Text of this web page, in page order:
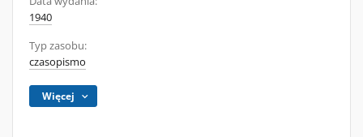
1940
Typ zasobu:
czasopismo
Więcej